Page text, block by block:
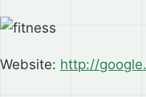
Website: http://